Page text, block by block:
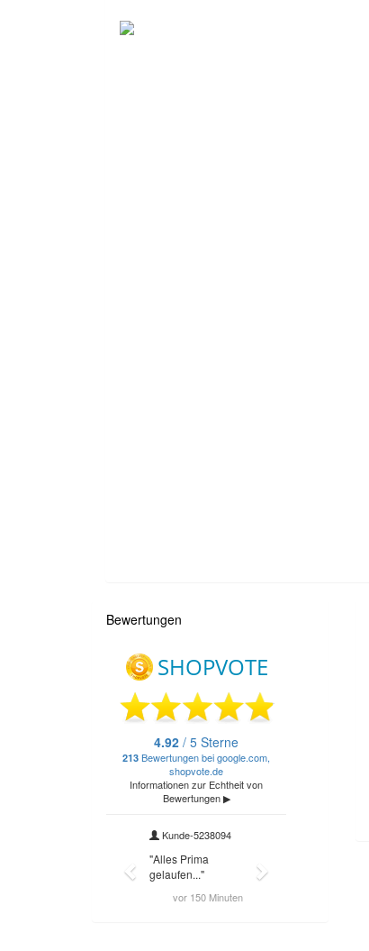
Bewertungen